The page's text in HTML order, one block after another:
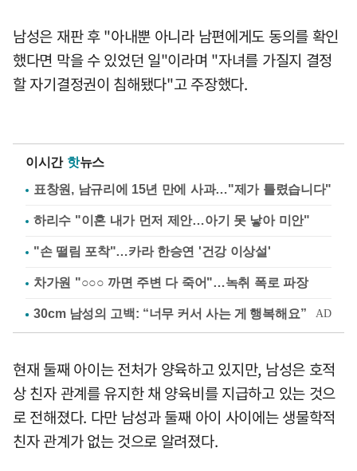
남성은 재판 후 "아내뿐 아니라 남편에게도 동의를 확인
했다면 막을 수 있었던 일"이라며 "자녀를 가질지 결정
할 자기결정권이 침해됐다"고 주장했다.
이시간 핫뉴스
표창원, 남규리에 15년 만에 사과…"제가 틀렸습니다"
하리수 "이혼 내가 먼저 제안…아기 못 낳아 미안"
"손 떨림 포착"…카라 한승연 '건강 이상설'
차가원 "○○○ 까면 주변 다 죽어"…녹취 폭로 파장
현재 둘째 아이는 전처가 양육하고 있지만, 남성은 호적
상 친자 관계를 유지한 채 양육비를 지급하고 있는 것으
로 전해졌다. 다만 남성과 둘째 아이 사이에는 생물학적
친자 관계가 없는 것으로 알려졌다.